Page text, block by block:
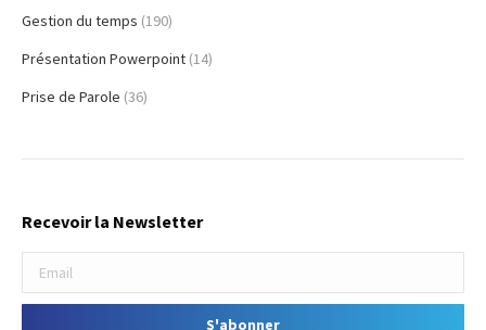
Gestion du temps (190)
Présentation Powerpoint (14)
Prise de Parole (36)
Recevoir la Newsletter